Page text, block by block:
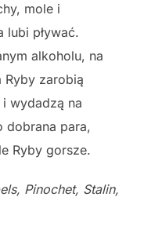
mole i
lubi pływać.
alkoholu, na
Ryby zarobią
wydadzą na
dobrana para,
Ryby gorsze.
Pinochet, Stalin,